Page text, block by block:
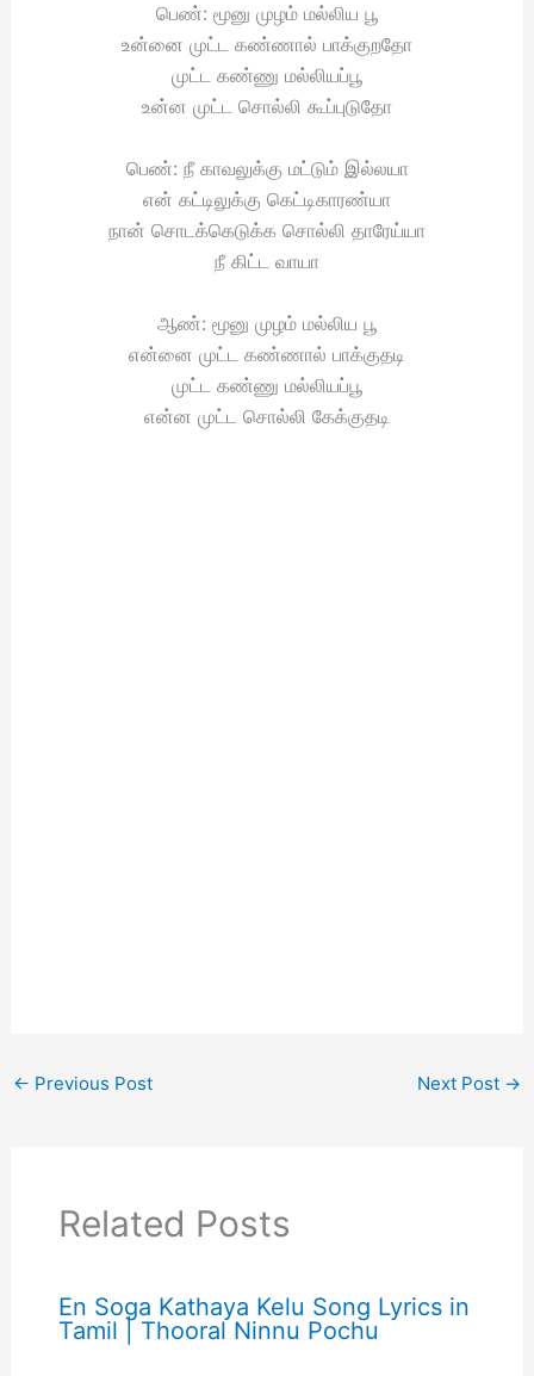
பெண்: மூனு முழம் மல்லிய பூ
உன்னை முட்ட கண்ணால் பாக்குறதோ
முட்ட கண்ணு மல்லியப்பூ
உன்ன முட்ட சொல்லி கூப்புடுதோ
பெண்: நீ காவலுக்கு மட்டும் இல்லயா
என் கட்டிலுக்கு கெட்டிகாரண்யா
நான் சொடக்கெடுக்க சொல்லி தாரேய்யா
நீ கிட்ட வாயா
ஆண்: மூனு முழம் மல்லிய பூ
என்னை முட்ட கண்ணால் பாக்குதடி
முட்ட கண்ணு மல்லியப்பூ
என்ன முட்ட சொல்லி கேக்குதடி
← Previous Post Next Post →
Related Posts
En Soga Kathaya Kelu Song Lyrics in
Tamil | Thooral Ninnu Pochu